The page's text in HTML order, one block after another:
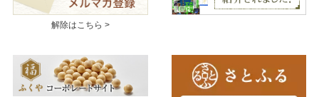
解除はこちら >